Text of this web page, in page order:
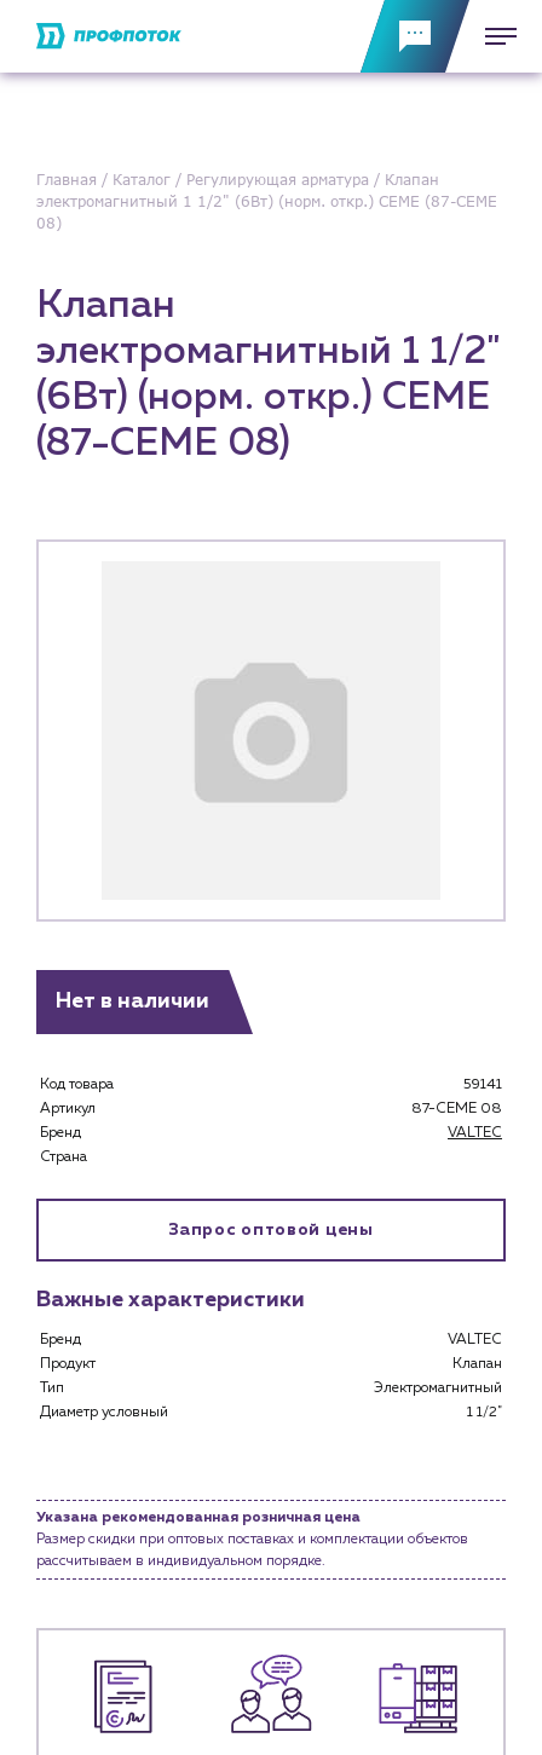
Предприятиям и юр.лицам
Доставка
Новости
Блог
Контактные данные
Наши партнёры
Главная Каталог Регулирующая арматура
Клапан
электромагнитный 1 1/2" (6Вт) (норм. откр.) CEME (87-CEME
08)
Клапан
электромагнитный 1 1/2"
(6Вт) (норм. откр.) CEME
(87-CEME 08)
Нет в наличии
Код товара
59141
Артикул
87-CEME 08
Бренд
VALTEC
Страна
Запрос оптовой цены
Важные характеристики
Бренд
VALTEC
Продукт
Клапан
Тип
Электромагнитный
Диаметр условный
1 1/2"
Указана рекомендованная розничная цена
Размер скидки при оптовых поставках и комплектации объектов
рассчитываем в индивидуальном порядке.